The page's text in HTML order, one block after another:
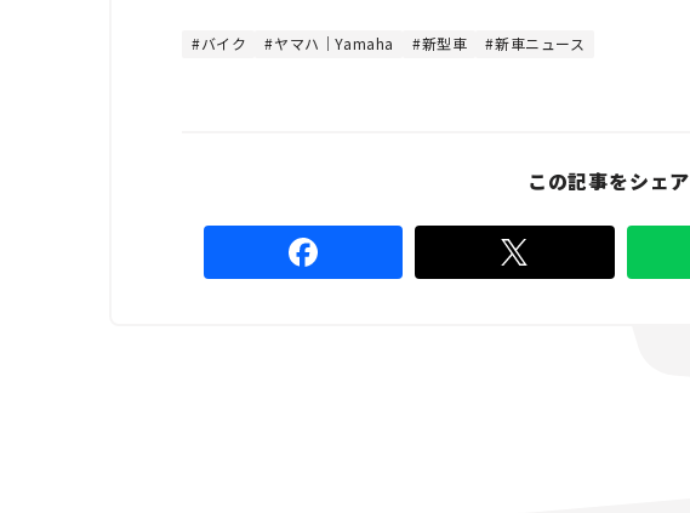
4
.
バイク ヤマハ｜Yamaha 新型車 新車ニュース
この記事をシェア